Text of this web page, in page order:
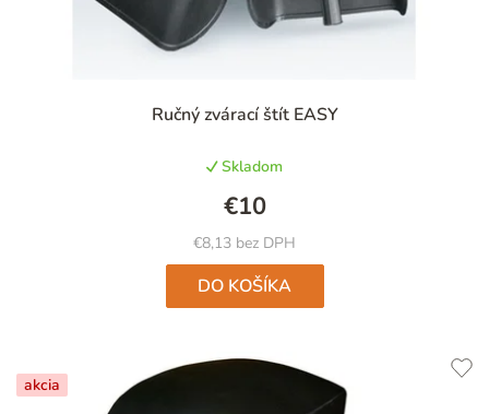
Ručný zvárací štít EASY
hodnotenie
je
4,3
z
5
hviezdičiek.
Skladom
€8,13 bez DPH
€10
DO KOŠÍKA
akcia